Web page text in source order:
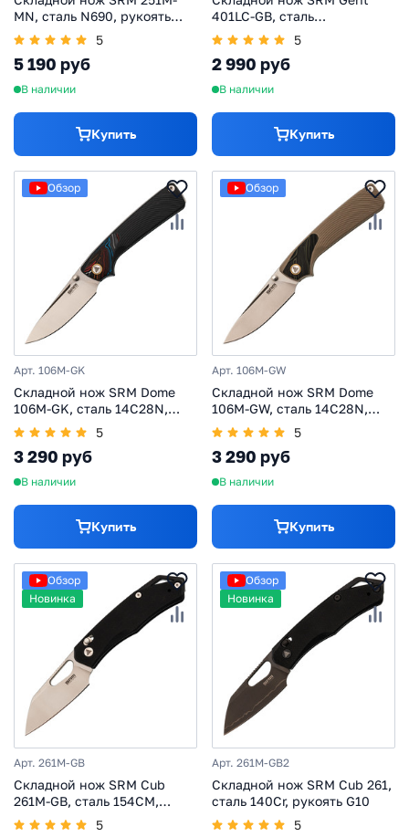
MN, сталь N690, рукоять
микарта
5
5 190 руб
В наличии
Купить
401LC-GB, сталь
10Cr15CoMoV, рукоять G10,
черный
5
2 990 руб
В наличии
Купить
Обзор
Арт. 106M-GK
Cкладной нож SRM Dome
106M-GK, сталь 14C28N,
рукоять G10+Gmascus синий
5
3 290 руб
В наличии
Купить
Обзор
Арт. 106M-GW
Складной нож SRM Dome
106M-GW, сталь 14C28N,
рукоять G10+Gmascus серый
5
3 290 руб
В наличии
Купить
Обзор
Новинка
Арт. 261M-GB
Складной нож SRM Cub
261M-GB, сталь 154CM,
рукоять G10, черный
5
Обзор
Новинка
Арт. 261M-GB2
Складной нож SRM Cub 261,
сталь 140Cr, рукоять G10
5